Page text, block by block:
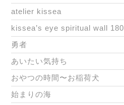
atelier kissea
kissea’s eye spiritual wall 180
勇者
あいたい気持ち
おやつの時間〜お稲荷犬
始まりの海